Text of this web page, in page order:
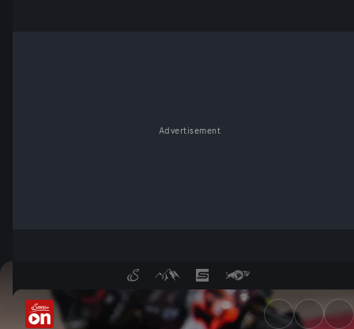
Advertisement
Aragon bleibt Bulega-Land! -